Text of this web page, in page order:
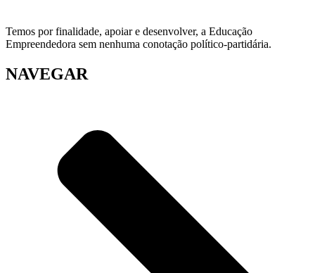
Temos por finalidade, apoiar e desenvolver, a Educação
Empreendedora sem nenhuma conotação político-partidária.
NAVEGAR